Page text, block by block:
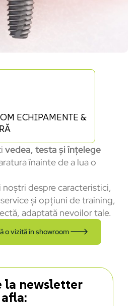
ECHIPAMENTE &
vedea, testa și înțelege
înainte de a lua o
despre caracteristici,
și opțiuni de training,
adaptată nevoilor tale.
o vizită în showroom
newsletter